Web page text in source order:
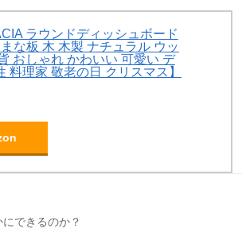
ラウンドディッシュボード
な板 木 木製 ナチュラル ウッ
おしゃれ かわいい 可愛い デ
料理家 敬老の日 クリスマス】
できるのか？